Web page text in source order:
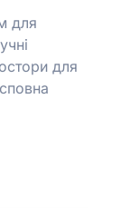
для
для